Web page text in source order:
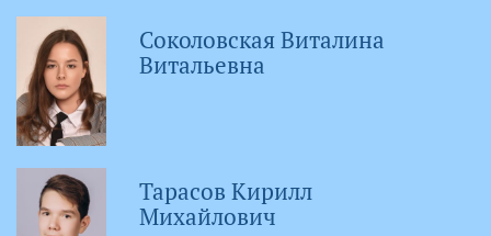
Соколовская Виталина
Витальевна
Тарасов Кирилл
Михайлович